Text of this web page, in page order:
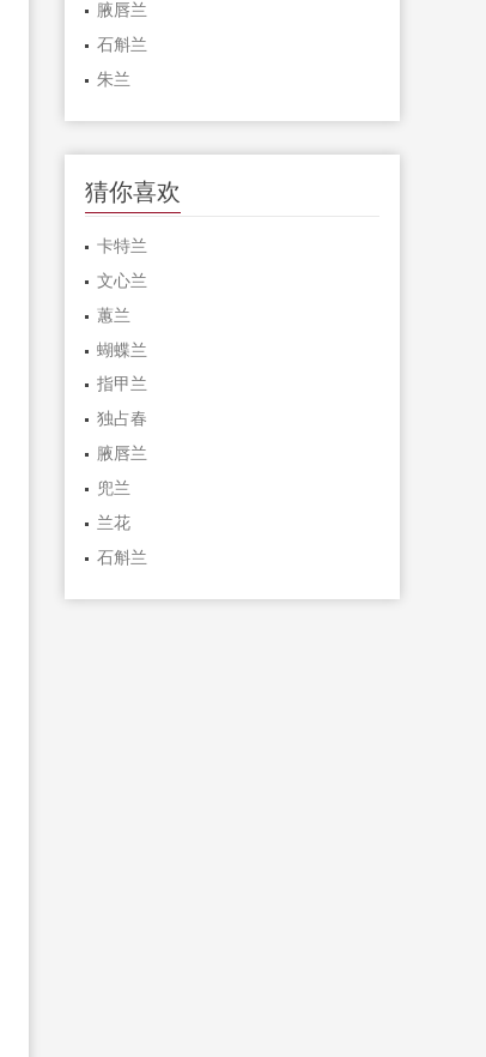
腋唇兰
石斛兰
朱兰
猜你喜欢
卡特兰
文心兰
蕙兰
蝴蝶兰
指甲兰
独占春
腋唇兰
兜兰
兰花
石斛兰